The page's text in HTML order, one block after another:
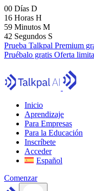
00 Días D
16 Horas H
59 Minutos M
41 Segundos S
Prueba Talkpal Premium
Pruébalo gratis Oferta
Inicio
Aprendizaje
Para Empresas
Para la Educación
Inscríbete
Acceder
Español
Comenzar